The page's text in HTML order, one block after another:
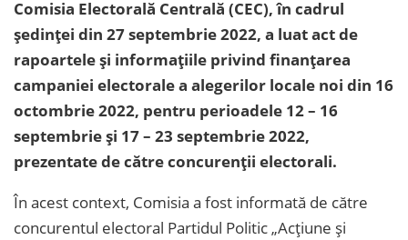
Comisia Electorală Centrală (CEC), în cadrul
ședinței din 27 septembrie 2022, a luat act de
rapoartele și informațiile privind finanțarea
campaniei electorale a alegerilor locale noi din 16
octombrie 2022, pentru perioadele 12 – 16
septembrie și 17 – 23 septembrie 2022,
prezentate de către concurenții electorali.
În acest context, Comisia a fost informată de către
concurentul electoral Partidul Politic „Acțiune și